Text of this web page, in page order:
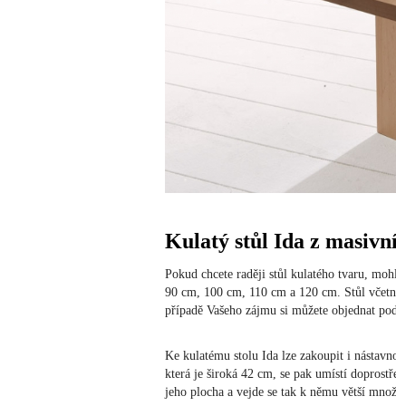
Kulatý stůl Ida z
Pokud chcete raději stůl kulatého tvaru,
90 cm, 100 cm, 110 cm a 120 cm. Stůl
případě Vašeho zájmu si můžete objednat
Ke kulatému stolu Ida lze zakoupit i
která je široká 42 cm, se pak umístí
jeho plocha a vejde se tak k němu větší